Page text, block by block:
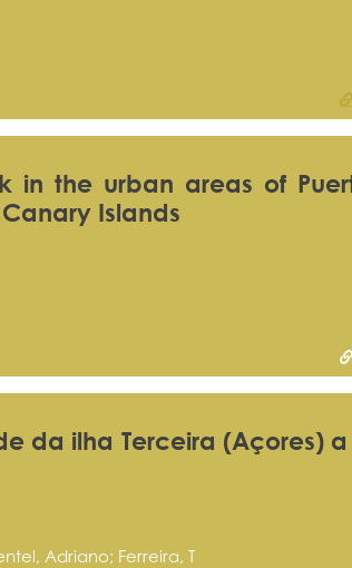
in the urban areas of
Islands
da ilha Terceira (Açores)
Adriano; Ferreira, T